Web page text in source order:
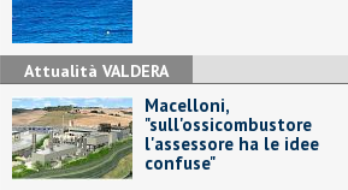
Attualità VALDERA
Macelloni,
"sull'ossicombustore
l'assessore ha le idee
confuse"